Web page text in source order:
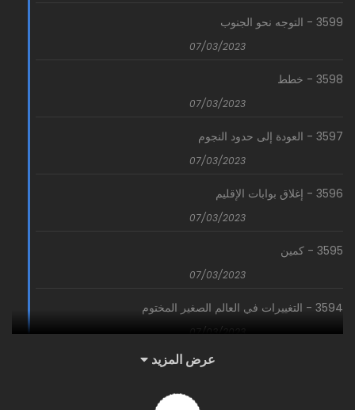
3599 - التوجه نحو الجنوب
07/03/2023
3598 - خطط
07/03/2023
3597 - العودة إلى حدود النجوم
07/03/2023
3596 - إغلاق بوابات الإقليم
07/03/2023
3595 - كمين
07/03/2023
3594 - التغييرات في العالم الصغير المختوم
07/03/2023
عرض المزيد